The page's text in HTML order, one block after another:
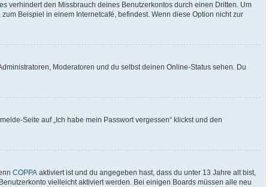
verhindert den Missbrauch deines Benutzerkontos durch einen Dritten. Um
Beispiel in einem Internetcafé, befindest. Wenn diese Option nicht zur
Moderatoren und du selbst deinen Online-Status sehen. Du
Seite auf „Ich habe mein Passwort vergessen“ klickst und den
COPPA aktiviert ist und du angegeben hast, dass du unter 13 Jahre alt bist,
vielleicht aktiviert werden. Bei einigen Boards müssen alle neu